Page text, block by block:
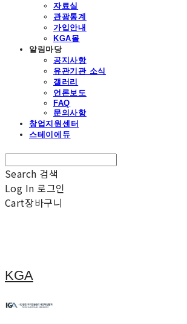
자료실
관광통계
가입안내
KGA몰
알림마당
공지사항
유관기관 소식
갤러리
언론보도
FAQ
문의사항
창업지원센터
스테이에듀
Search 검색
Log In 로그인
Cart장바구니
KGA